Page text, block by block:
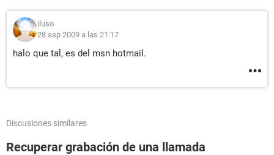
iluso
28 sep 2009 a las 21:17
halo que tal, es del msn hotmail.
Discusiones similares
Recuperar grabación de una llamada